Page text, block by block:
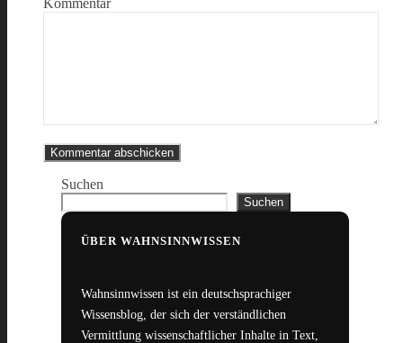
Kommentar
Suchen
Suchen
ÜBER WAHNSINNWISSEN
Wahnsinnwissen ist ein deutschsprachiger
Wissensblog, der sich der verständlichen
Vermittlung wissenschaftlicher Inhalte in Text,